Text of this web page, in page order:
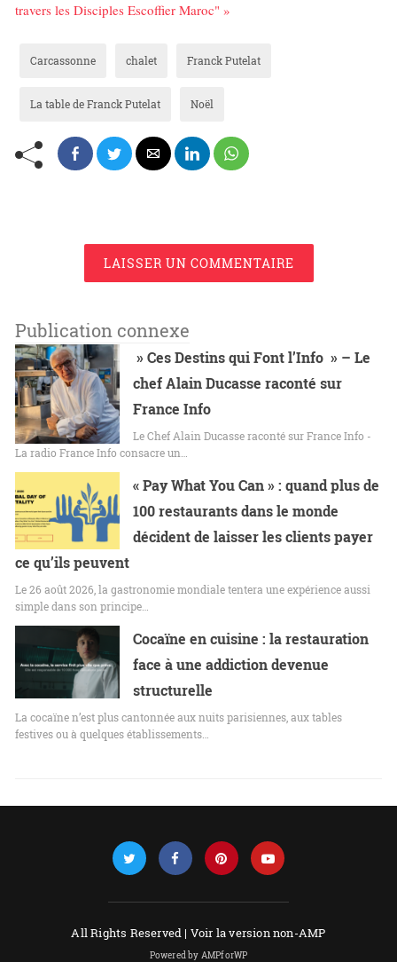
travers les Disciples Escoffier Maroc" »
Carcassonne chalet Franck Putelat
La table de Franck Putelat Noël
LAISSER UN COMMENTAIRE
Publication connexe
» Ces Destins qui Font l’Info » – Le
chef Alain Ducasse raconté sur
France Info
Le Chef Alain Ducasse raconté sur France Info -
La radio France Info consacre un…
« Pay What You Can » : quand plus de
100 restaurants dans le monde
décident de laisser les clients payer
ce qu’ils peuvent
Le 26 août 2026, la gastronomie mondiale tentera une expérience aussi
simple dans son principe…
Cocaïne en cuisine : la restauration
face à une addiction devenue
structurelle
La cocaïne n’est plus cantonnée aux nuits parisiennes, aux tables
festives ou à quelques établissements…
All Rights Reserved | Voir la version non-AMP
Powered by AMPforWP